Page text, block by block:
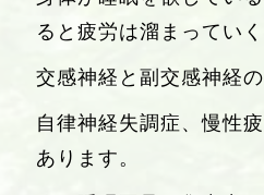
ると疲労は溜まってい
交感神経と副交感神経の
自律神経失調症、慢性
あります。